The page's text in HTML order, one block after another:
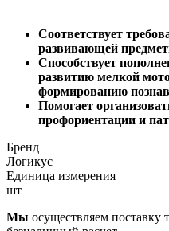
Соответствует
развивающей
Способствует
развитию мелкой
формированию
Помогает
профориентации и
Бренд
Логикус
Единица измерения
шт
Мы осуществляем поставку